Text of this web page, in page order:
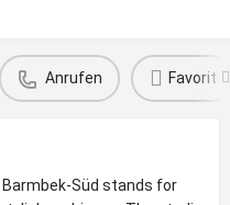
Anrufen Favorit
Barmbek-Süd stands for